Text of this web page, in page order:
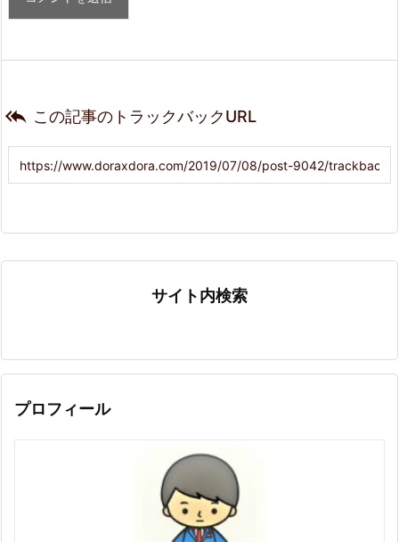
 この記事のトラックバックURL
サイト内検索
プロフィール